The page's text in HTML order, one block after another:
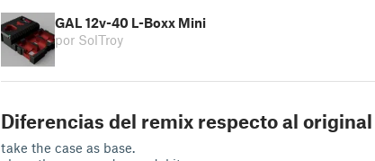
GAL 12v-40 L-Boxx Mini
por SolTroy
Diferencias del remix respecto al original
take the case as base.